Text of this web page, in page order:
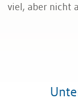
viel, aber nicht